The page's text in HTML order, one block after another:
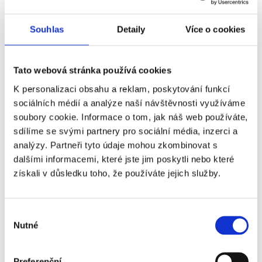
Souhlas Detaily Více o cookies
Tato webová stránka používá cookies
K personalizaci obsahu a reklam, poskytování funkcí
sociálních médií a analýze naší návštěvnosti využíváme
soubory cookie. Informace o tom, jak náš web používáte,
sdílíme se svými partnery pro sociální média, inzerci a
analýzy. Partneři tyto údaje mohou zkombinovat s
dalšími informacemi, které jste jim poskytli nebo které
získali v důsledku toho, že používáte jejich služby.
souhlasu
Nutné
Vodopády 10 000 –
Po bouřce 50 000 a
chemických složek, které se nacházejí ve vzduchu,